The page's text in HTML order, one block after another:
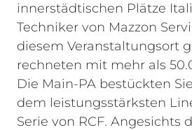
innerstädtischen Plätze
Techniker von Mazzon
diesem Veranstaltungsort
rechneten mit mehr als
Die Main-PA bestückten
dem leistungsstärksten
Serie von RCF. Angesichts